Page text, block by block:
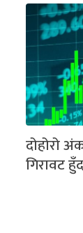
दोहोरो
गिरावट